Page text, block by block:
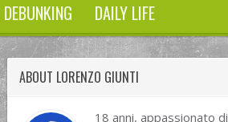
DEBUNKING DAILY LIFE
ABOUT LORENZO GIUNTI
18 anni, appassionato di